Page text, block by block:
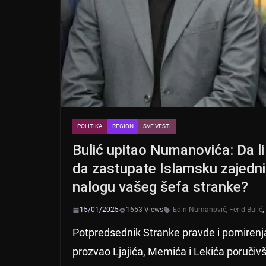
POLITIKA REGION SVE VESTI
Bulić upitao Numanovića: Da
da zastupate Islamsku
nalogu vašeg šefa stranke?
15/01/2025 1653 Views Edin Numanović, Ferid Bulić,
Potpredsednik Stranke pravde i
prozvao Ljajića, Memića i Lekića